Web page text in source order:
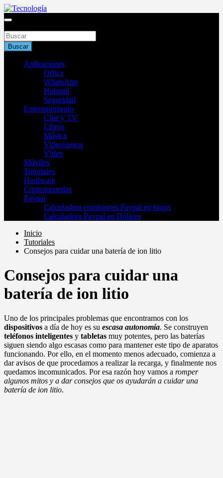
Saltar
al
Tecnología
Buscar
Aplicaciones
Office
WhatsApp
Hotmail
Seguridad
Entretenimiento
Cine y TV
Libros
Música
Videojuegos
Vídeo
Móviles
Tutoriales
Hardware
Criptomonedas
Paypal
Calculadora comisiones Paypal en €uros
Calculadora Paypal en Dólares
Inicio
Tutoriales
Consejos para cuidar una batería de ion litio
Consejos para cuidar una
batería de ion litio
Uno de los principales problemas que encontramos con los
dispositivos a día de hoy es su escasa autonomía. Se construyen
teléfonos inteligentes y tabletas muy potentes, pero las baterías
siguen siendo algo escasas como para mantener este tipo de aparatos
funcionando. Por ello, en el momento menos adecuado, comienza a
dar avisos de que procedamos a realizar la recarga, y finalmente nos
quedamos incomunicados. Por esa razón hoy vamos a romper
algunos mitos y a dar consejos que os ayudarán a cuidar una
batería de ion litio.